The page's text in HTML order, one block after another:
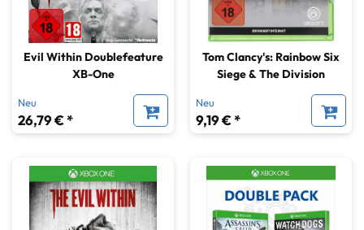
Evil Within Doublefeature
XB-One
Neu
26,79 € *
Tom Clancy's: Rainbow Six
Siege & The Division
Neu
9,19 € *